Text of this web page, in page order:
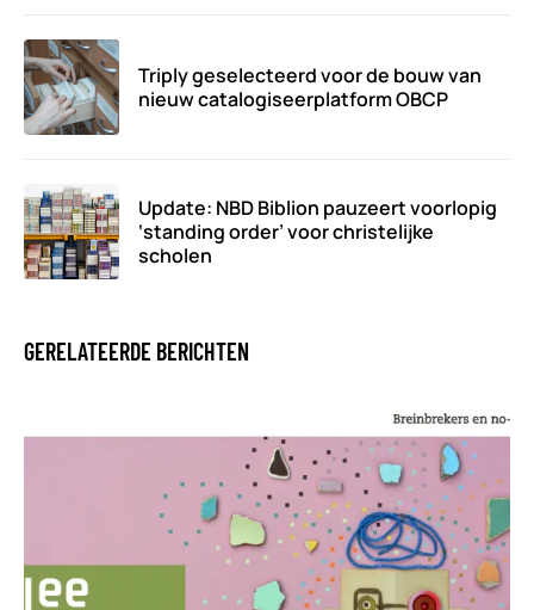
Triply geselecteerd voor de bouw van
nieuw catalogiseerplatform OBCP
Update: NBD Biblion pauzeert voorlopig
‘standing order’ voor christelijke
scholen
GERELATEERDE BERICHTEN